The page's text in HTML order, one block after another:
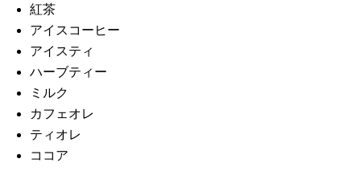
紅茶
アイスコーヒー
アイスティ
ハーブティー
ミルク
カフェオレ
ティオレ
ココア